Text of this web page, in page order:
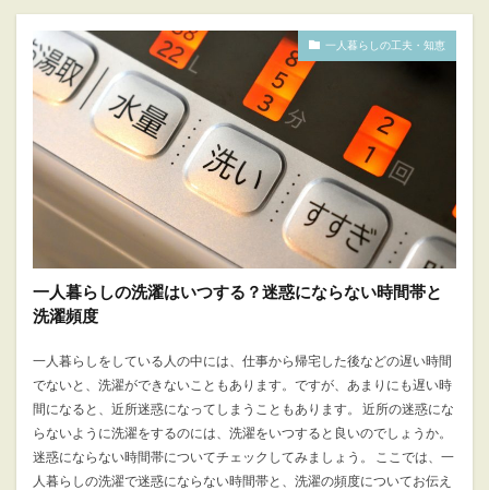
一人暮らしの工夫・知恵
一人暮らしの洗濯はいつする？迷惑にならない時間帯と
洗濯頻度
一人暮らしをしている人の中には、仕事から帰宅した後などの遅い時間
でないと、洗濯ができないこともあります。ですが、あまりにも遅い時
間になると、近所迷惑になってしまうこともあります。 近所の迷惑にな
らないように洗濯をするのには、洗濯をいつすると良いのでしょうか。
迷惑にならない時間帯についてチェックしてみましょう。 ここでは、一
人暮らしの洗濯で迷惑にならない時間帯と、洗濯の頻度についてお伝え